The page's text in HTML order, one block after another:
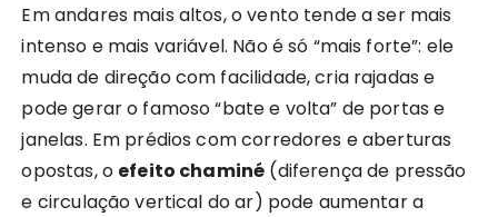
Em andares mais altos, o vento tende a ser mais
intenso e mais variável. Não é só “mais forte”: ele
muda de direção com facilidade, cria rajadas e
pode gerar o famoso “bate e volta” de portas e
janelas. Em prédios com corredores e aberturas
opostas, o efeito chaminé (diferença de pressão
e circulação vertical do ar) pode aumentar a